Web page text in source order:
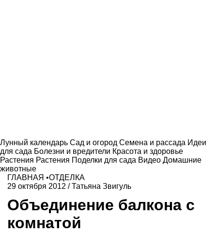
Лунный календарь Сад и огород Семена и рассада Идеи
для сада Болезни и вредители Красота и здоровье
Растения Растения Поделки для сада Видео Домашние
животные
ГЛАВНАЯ •ОТДЕЛКА
29 октября 2012 /Татьяна Звигуль
Объединение балкона с
комнатой